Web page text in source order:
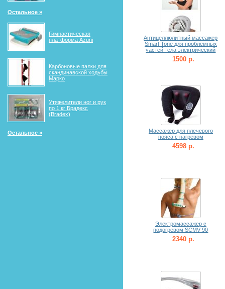
Остальное »
Гимнастическая
платформа Azuni
Карбоновые палки для
скандинавской ходьбы
Марко
Утяжелители ног и рук
по 1 кг Брадекс
(Bradex)
Остальное »
Антицеллюлитный массажер
Smart Tone для проблемных
частей тела электрический
1500 р.
Массажер для плечевого
пояса с нагревом
4598 р.
Электромассажер с
подогревом SCMV 90
2340 р.